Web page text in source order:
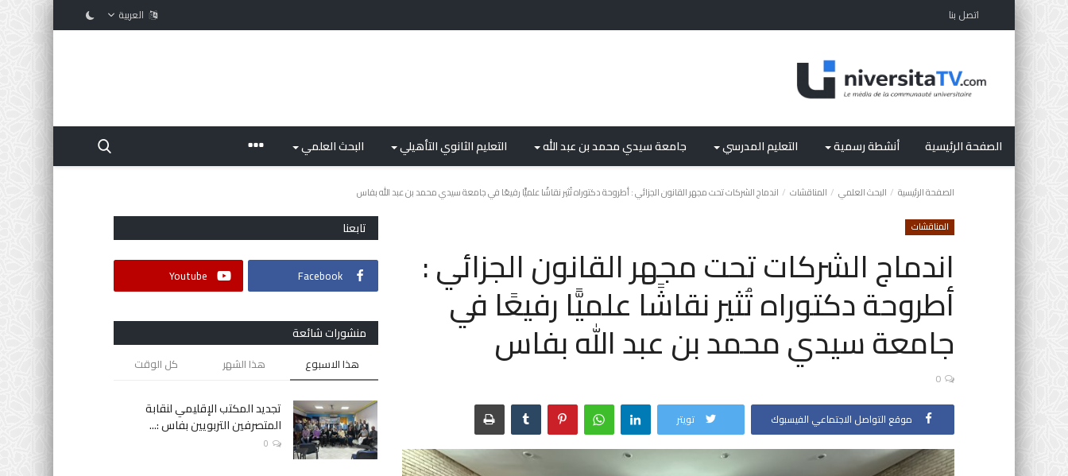
اتصل بنا العربية
الصفحة الرئيسية أنشطة رسمية التعليم المدرسي جامعة سيدي محمد بن عبد الله التعليم الثانوي التأهيلي البحث العلمي
الصفحة الرئيسية البحث العلمي المناقشات اندماج الشركات تحت مجهر القانون الجزائي : أطروحة دكتوراه تُثير نقاشًا علميًّا رفيعًا في جامعة سيدي محمد بن عبد الله بفاس
المناقشات
اندماج الشركات تحت مجهر القانون الجزائي :
أطروحة دكتوراه تُثير نقاشًا علميًّا رفيعًا في
جامعة سيدي محمد بن عبد الله بفاس
0
موقع التواصل الاجتماعي الفيسبوك تويتر
تابعنا
Facebook
Youtube
منشورات شائعة
هذا الاسبوع هذا الشهر كل الوقت
تجديد المكتب الإقليمي لنقابة
المتصرفين التربويين بفاس :...
0